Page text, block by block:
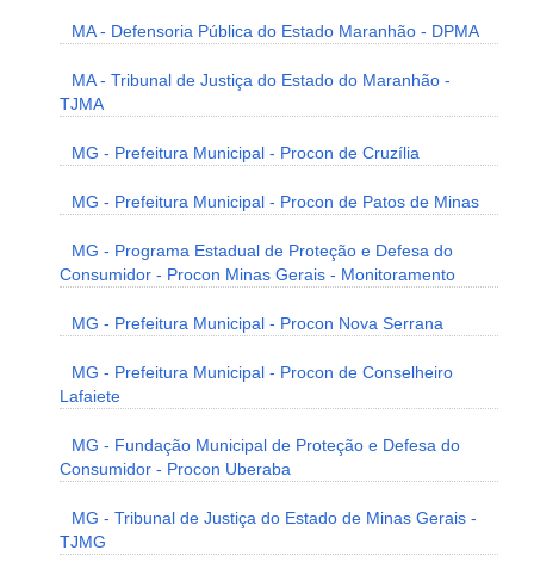
MA - Defensoria Pública do Estado Maranhão - DPMA
MA - Tribunal de Justiça do Estado do Maranhão -
TJMA
MG - Prefeitura Municipal - Procon de Cruzília
MG - Prefeitura Municipal - Procon de Patos de Minas
MG - Programa Estadual de Proteção e Defesa do
Consumidor - Procon Minas Gerais - Monitoramento
MG - Prefeitura Municipal - Procon Nova Serrana
MG - Prefeitura Municipal - Procon de Conselheiro
Lafaiete
MG - Fundação Municipal de Proteção e Defesa do
Consumidor - Procon Uberaba
MG - Tribunal de Justiça do Estado de Minas Gerais -
TJMG